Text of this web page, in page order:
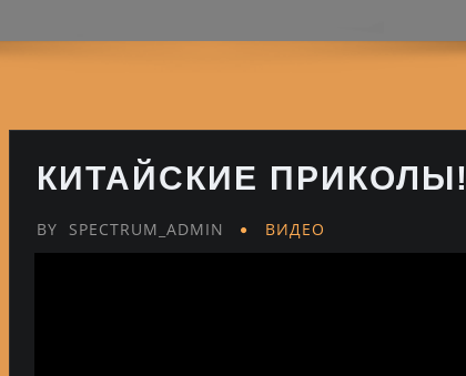
КИТАЙСКИЕ ПРИКОЛЫ!
BY SPECTRUM_ADMIN ВИДЕО